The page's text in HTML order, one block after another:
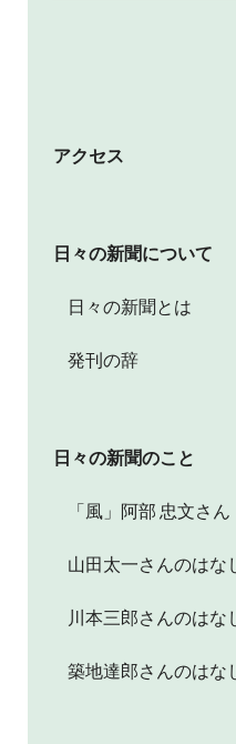
アクセス
日々の新聞について
日々の新聞とは
発刊の辞
日々の新聞のこと
「風」阿部 忠文さん
山田太一さんのはなし
川本三郎さんのはなし
築地達郎さんのはなし